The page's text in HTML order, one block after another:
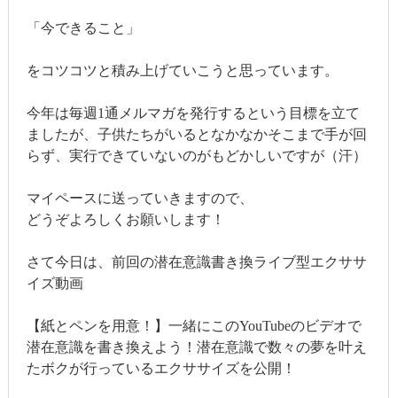
「今できること」
をコツコツと積み上げていこうと思っています。
今年は毎週1通メルマガを発行するという目標を立て
ましたが、子供たちがいるとなかなかそこまで手が回
らず、実行できていないのがもどかしいですが（汗）
マイペースに送っていきますので、
どうぞよろしくお願いします！
さて今日は、前回の潜在意識書き換ライブ型エクササ
イズ動画
【紙とペンを用意！】一緒にこのYouTubeのビデオで
潜在意識を書き換えよう！潜在意識で数々の夢を叶え
たボクが行っているエクササイズを公開！